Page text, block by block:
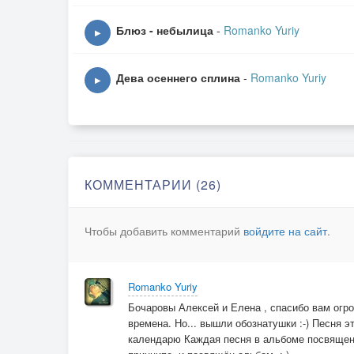
изловил Персей Медузу
И созвездий кружева
и гриваста голова
Устремлю пытливый взгляд
на скопление Плеяд,
назову любимой имя,
напророчу звездопад.
▶ Блюз - небылица - Romanko Yuriy
▶ Дева осеннего сплина - Romanko Yuriy
КОММЕНТАРИИ (26)
Чтобы добавить комментарий войдите на сайт.
Romanko Yuriy
Бочаровы Алексей и Елена , спасибо вам
времена. Но... вышли обознатушки :-) Песня
календарю Каждая песня в альбоме